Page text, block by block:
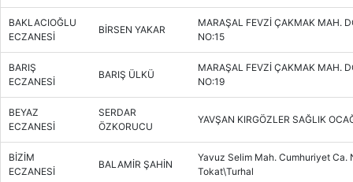
BAKLACIOĞLU
ECZANESİ
BİRSEN YAKAR
MARAŞAL FEVZİ ÇAKMAK MAH.
NO:15
BARIŞ
ECZANESİ
BARIŞ ÜLKÜ
MARAŞAL FEVZİ ÇAKMAK MAH.
NO:19
BEYAZ
ECZANESİ
SERDAR
ÖZKORUCU
YAVŞAN KIRGÖZLER SAĞLIK
BİZİM
ECZANESİ
BALAMİR ŞAHİN
Yavuz Selim Mah. Cumhuriyet Ca.
Tokat\Turhal